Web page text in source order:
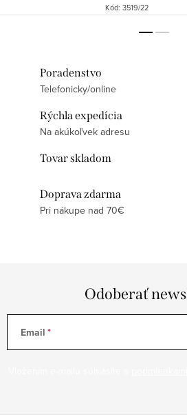
Kód: 3519/22
Poradenstvo
Telefonicky/online
Rýchla expedícia
Na akúkoľvek adresu
Tovar skladom
Doprava zdarma
Pri nákupe nad 70€
Odoberať
Email